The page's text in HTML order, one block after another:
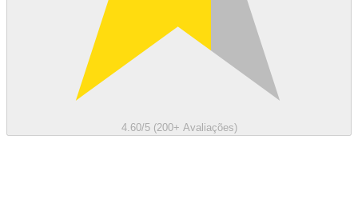
4.60/5 (200+ Avaliações)